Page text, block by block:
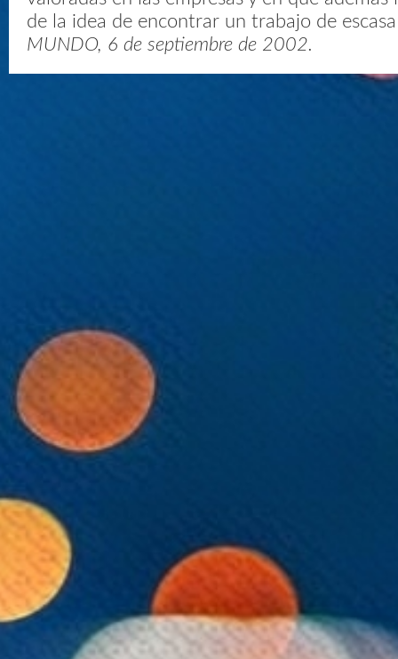
de la idea de encontrar un trabajo de
MUNDO, 6 de septiembre de 2002.